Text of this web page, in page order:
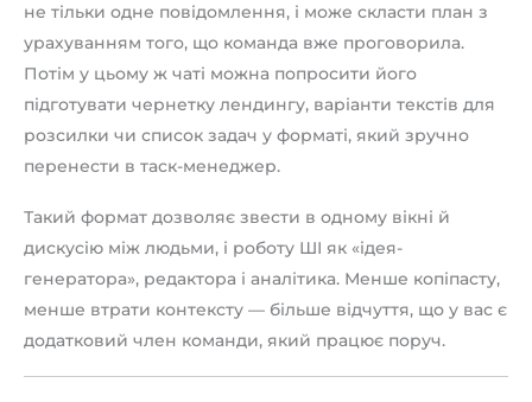
не тільки одне повідомлення, і може скласти план з
урахуванням того, що команда вже проговорила.
Потім у цьому ж чаті можна попросити його
підготувати чернетку лендингу, варіанти текстів для
розсилки чи список задач у форматі, який зручно
перенести в таск-менеджер.
Такий формат дозволяє звести в одному вікні й
дискусію між людьми, і роботу ШІ як «ідея-
генератора», редактора і аналітика. Менше копіпасту,
менше втрати контексту — більше відчуття, що у вас є
додатковий член команди, який працює поруч.